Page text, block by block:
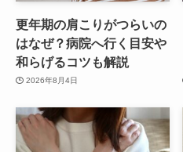
更年期の肩こりがつらいの
はなぜ？病院へ行く目安や
和らげるコツも解説
2026年8月4日